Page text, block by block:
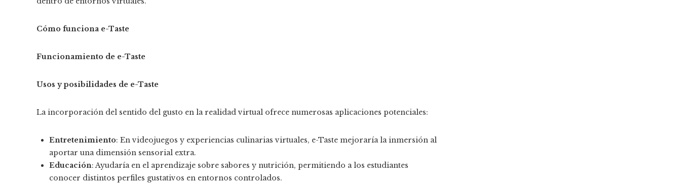
Cómo funciona e-Taste
Funcionamiento de e-Taste
Usos y posibilidades de e-Taste
La incorporación del sentido del gusto en la realidad virtual ofrece numerosas aplicaciones potenciales:
Entretenimiento: En videojuegos y experiencias culinarias virtuales, e-Taste mejoraría la inmersión al
aportar una dimensión sensorial extra.​
Educación: Ayudaría en el aprendizaje sobre sabores y nutrición, permitiendo a los estudiantes
conocer distintos perfiles gustativos en entornos controlados.​